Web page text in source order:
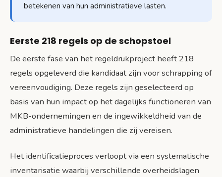
betekenen van hun administratieve lasten.
Eerste 218 regels op de schopstoel
De eerste fase van het regeldrukproject heeft 218
regels opgeleverd die kandidaat zijn voor schrapping of
vereenvoudiging. Deze regels zijn geselecteerd op
basis van hun impact op het dagelijks functioneren van
MKB-ondernemingen en de ingewikkeldheid van de
administratieve handelingen die zij vereisen.
Het identificatieproces verloopt via een systematische
inventarisatie waarbij verschillende overheidslagen